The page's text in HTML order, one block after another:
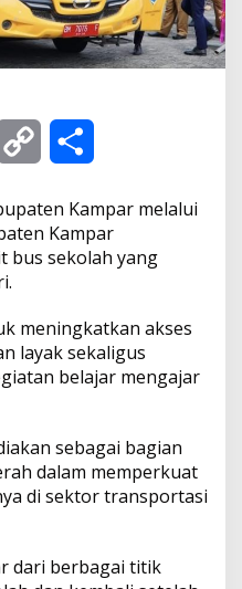
p
i
k
a
Kampar melalui
Kampar
bus sekolah yang
meningkatkan akses
layak sekaligus
belajar mengajar
sebagai bagian
dalam memperkuat
di sektor transportasi
dari berbagai titik